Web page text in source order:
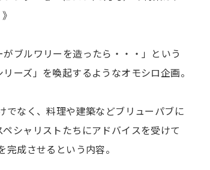
がブルワリーを造ったら・・・」という
ーズ」を喚起するようなオモシロ企画。
でなく、料理や建築などブリューパブに
シャリストたちにアドバイスを受けて
完成させるという内容。